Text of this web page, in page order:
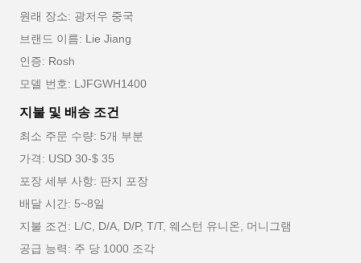
원래 장소: 광저우 중국
브랜드 이름: Lie Jiang
인증: Rosh
모델 번호: LJFGWH1400
지불 및 배송 조건
최소 주문 수량: 5개 부분
가격: USD 30-$ 35
포장 세부 사항: 판지 포장
배달 시간: 5~8일
지불 조건: L/C, D/A, D/P, T/T, 웨스턴 유니온, 머니그램
공급 능력: 주 당 1000 조각